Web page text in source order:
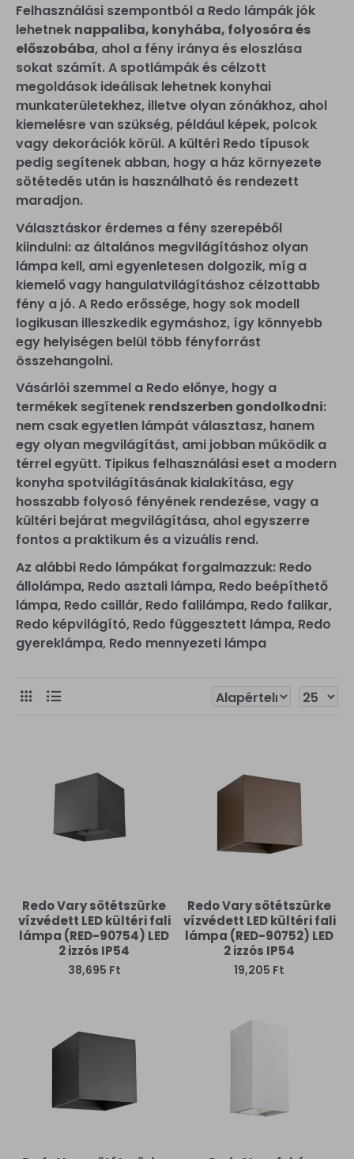
Felhasználási szempontból a Redo lámpák jók
lehetnek nappaliba, konyhába, folyosóra és
előszobába, ahol a fény iránya és eloszlása
sokat számít. A spotlámpák és célzott
megoldások ideálisak lehetnek konyhai
munkaterületekhez, illetve olyan zónákhoz, ahol
kiemelésre van szükség, például képek, polcok
vagy dekorációk körül. A kültéri Redo típusok
pedig segítenek abban, hogy a ház környezete
sötétedés után is használható és rendezett
maradjon.
Választáskor érdemes a fény szerepéből
kiindulni: az általános megvilágításhoz olyan
lámpa kell, ami egyenletesen dolgozik, míg a
kiemelő vagy hangulatvilágításhoz célzottabb
fény a jó. A Redo erőssége, hogy sok modell
logikusan illeszkedik egymáshoz, így könnyebb
egy helyiségen belül több fényforrást
összehangolni.
Vásárlói szemmel a Redo előnye, hogy a
termékek segítenek rendszerben gondolkodni:
nem csak egyetlen lámpát választasz, hanem
egy olyan megvilágítást, ami jobban működik a
térrel együtt. Tipikus felhasználási eset a modern
konyha spotvilágításának kialakítása, egy
hosszabb folyosó fényének rendezése, vagy a
kültéri bejárat megvilágítása, ahol egyszerre
fontos a praktikum és a vizuális rend.
Az alábbi Redo lámpákat forgalmazzuk: Redo
állolámpa, Redo asztali lámpa, Redo beépíthető
lámpa, Redo csillár, Redo falilámpa, Redo falikar,
Redo képvilágító, Redo függesztett lámpa, Redo
gyereklámpa, Redo mennyezeti lámpa
Redo Vary sötétszürke
vízvédett LED kültéri fali
lámpa (RED-90754) LED
2 izzós IP54
38,695 Ft
Redo Vary sötétszürke
vízvédett LED kültéri fali
lámpa (RED-90752) LED
2 izzós IP54
19,205 Ft